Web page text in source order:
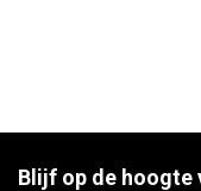
Blijf op de hoogte